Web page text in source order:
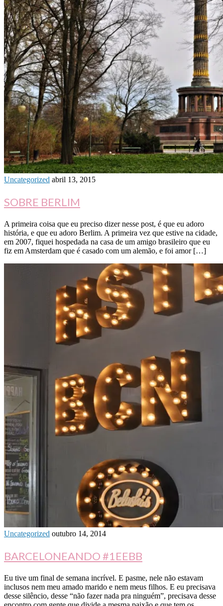
Uncategorized abril 13, 2015
SOBRE BERLIM
A primeira coisa que eu preciso dizer nesse post, é que eu adoro
história, e que eu adoro Berlim. A primeira vez que estive na cidade,
em 2007, fiquei hospedada na casa de um amigo brasileiro que eu
fiz em Amsterdam que é casado com um alemão, e foi amor […]
Uncategorized outubro 14, 2014
BARCELONEANDO #1EEBB
Eu tive um final de semana incrível. E pasme, nele não estavam
inclusos nem meu amado marido e nem meus filhos. E eu precisava
desse silêncio, desse “não fazer nada pra ninguém”, precisava desse